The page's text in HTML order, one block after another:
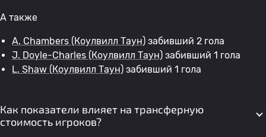
А также
A. Chambers (Коулвилл Таун) забивший 2 гола
J. Doyle-Charles (Коулвилл Таун) забивший 1 гола
L. Shaw (Коулвилл Таун) забивший 1 гола
Как показатели влияет на трансферную
стоимость игроков?